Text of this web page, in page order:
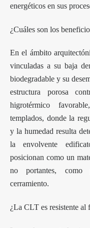
energéticos en sus
¿Cuáles son los
En el ámbito
vinculadas a su baja
biodegradable y su
estructura porosa
higrotérmico
templados, donde la
y la humedad resulta
la envolvente
posicionan como un
no portantes, como
cerramiento.
¿La CLT es resistente al